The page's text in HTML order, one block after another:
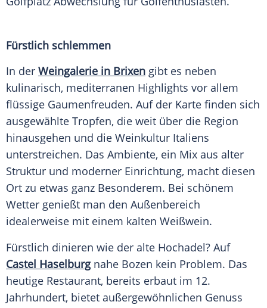
Fürstlich schlemmen
In der Weingalerie in Brixen gibt es neben
kulinarisch, mediterranen Highlights vor allem
flüssige Gaumenfreuden. Auf der Karte finden sich
ausgewählte Tropfen, die weit über die Region
hinausgehen und die Weinkultur Italiens
unterstreichen. Das Ambiente, ein Mix aus alter
Struktur und moderner Einrichtung, macht diesen
Ort zu etwas ganz Besonderem. Bei schönem
Wetter genießt man den Außenbereich
idealerweise mit einem kalten Weißwein.
Fürstlich dinieren wie der alte Hochadel? Auf
Castel Haselburgnahe Bozen kein Problem. Das
heutige Restaurant, bereits erbaut im 12.
Jahrhundert, bietet außergewöhnlichen Genuss